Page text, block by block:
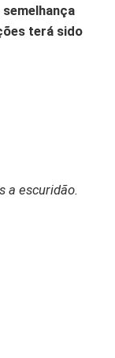
terá sido
a escuridão.